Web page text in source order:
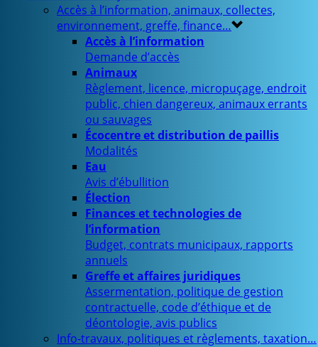
Accès à l’information, animaux, collectes,
environnement, greffe, finance…
Accès à l’information
Demande d’accès
Animaux
Règlement, licence, micropuçage, endroit
public, chien dangereux, animaux errants
ou sauvages
Écocentre et distribution de paillis
Modalités
Eau
Avis d’ébullition
Élection
Finances et technologies de
l’information
Budget, contrats municipaux, rapports
annuels
Greffe et affaires juridiques
Assermentation, politique de gestion
contractuelle, code d’éthique et de
déontologie, avis publics
Info-travaux, politiques et règlements, taxation…